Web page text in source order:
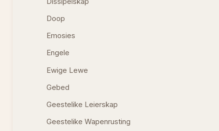
Doop
Emosies
Engele
Ewige Lewe
Gebed
Geestelike Leierskap
Geestelike Wapenrusting